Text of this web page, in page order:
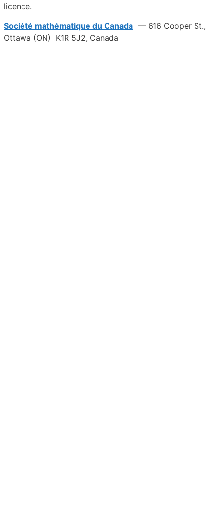
licence.
Société mathématique du Canada — 616 Cooper St.,
Ottawa (ON) K1R 5J2, Canada